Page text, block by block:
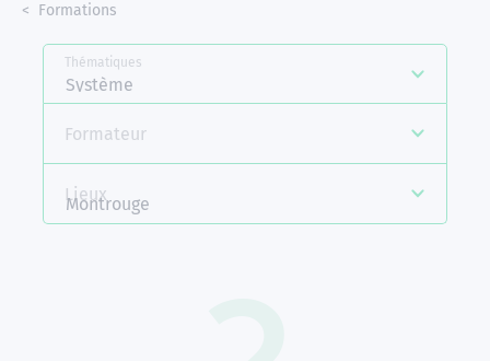
Accueil
Formations
Thématiques
Système
Formateur
Lieux
Montrouge